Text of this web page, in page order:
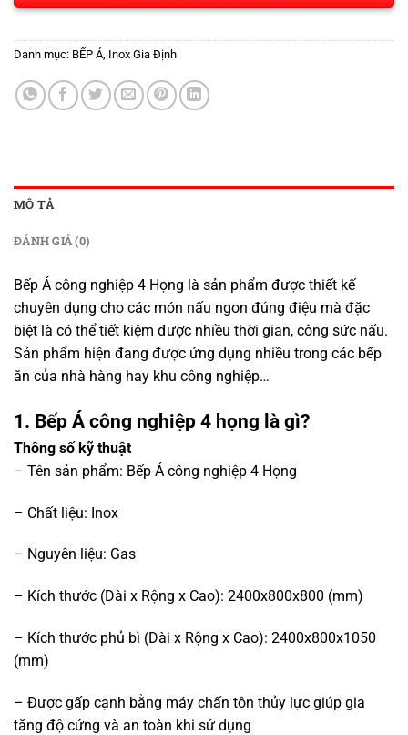
Danh mục: BẾP Á Inox Gia Định
MÔ TẢ
ĐÁNH GIÁ (0)
Bếp Á công nghiệp 4 Họng là sản phẩm được thiết kế
chuyên dụng cho các món nấu ngon đúng điệu mà đặc
biệt là có thể tiết kiệm được nhiều thời gian, công sức nấu.
Sản phẩm hiện đang được ứng dụng nhiều trong các bếp
ăn của nhà hàng hay khu công nghiệp…
1. Bếp Á công nghiệp 4 họng là gì?
Thông số kỹ thuật
– Tên sản phẩm: Bếp Á công nghiệp 4 Họng
– Chất liệu: Inox
– Nguyên liệu: Gas
– Kích thước (Dài x Rộng x Cao): 2400x800x800 (mm)
– Kích thước phủ bì (Dài x Rộng x Cao): 2400x800x1050
(mm)
– Được gấp cạnh bằng máy chấn tôn thủy lực giúp gia
tăng độ cứng và an toàn khi sử dụng